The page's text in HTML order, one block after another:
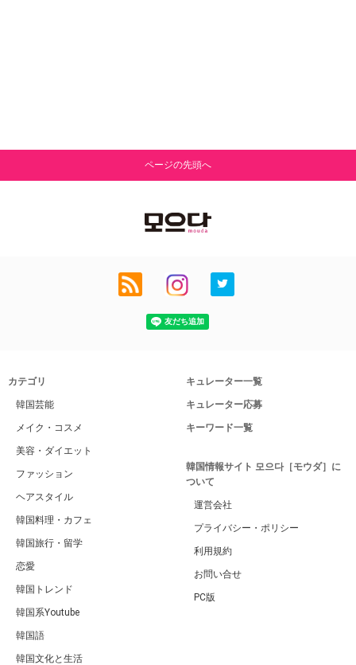
ページの先頭へ
カテゴリ
韓国芸能
メイク・コスメ
美容・ダイエット
ファッション
ヘアスタイル
韓国料理・カフェ
韓国旅行・留学
恋愛
韓国トレンド
韓国系Youtube
韓国語
韓国文化と生活
キュレーター一覧
キュレーター応募
キーワード一覧
韓国情報サイト 모으다［モウダ］に
ついて
運営会社
プライバシー・ポリシー
利用規約
お問い合せ
PC版